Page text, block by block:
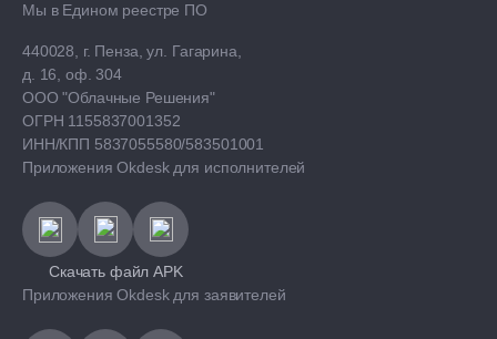
Мы в Едином реестре ПО
440028, г. Пенза, ул. Гагарина,
д. 16, оф. 304
ООО "Облачные Решения"
ОГРН 1155837001352
ИНН/КПП 5837055580/583501001
Приложения Okdesk для исполнителей
Скачать файл APK
Приложения Okdesk для заявителей